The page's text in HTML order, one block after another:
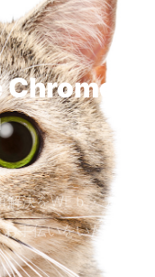
決をWEｂ・デジ
手伝いをいたしま